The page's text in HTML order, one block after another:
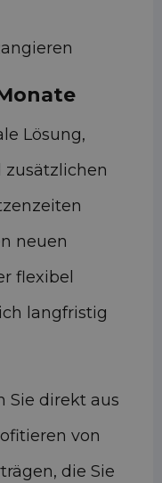
Lösung,
zusätzlichen
neuen
flexibel
langfristig
Sie direkt aus
von
die Sie